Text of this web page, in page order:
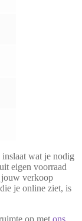
wat je nodig
eigen voorraad
jouw verkoop
je online ziet, is